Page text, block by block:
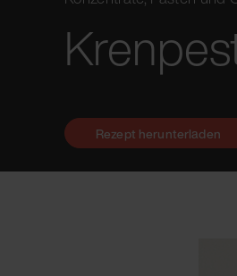
Rezept herunterladen